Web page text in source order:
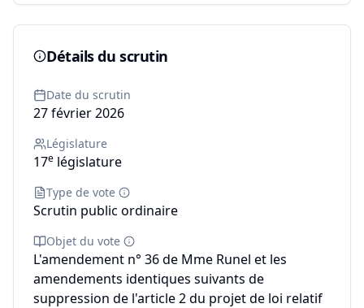
Détails du scrutin
Date du scrutin
27 février 2026
Législature
17e législature
Type de vote
Scrutin public ordinaire
Objet du vote
L'amendement n° 36 de Mme Runel et les
amendements identiques suivants de
suppression de l'article 2 du projet de loi relatif